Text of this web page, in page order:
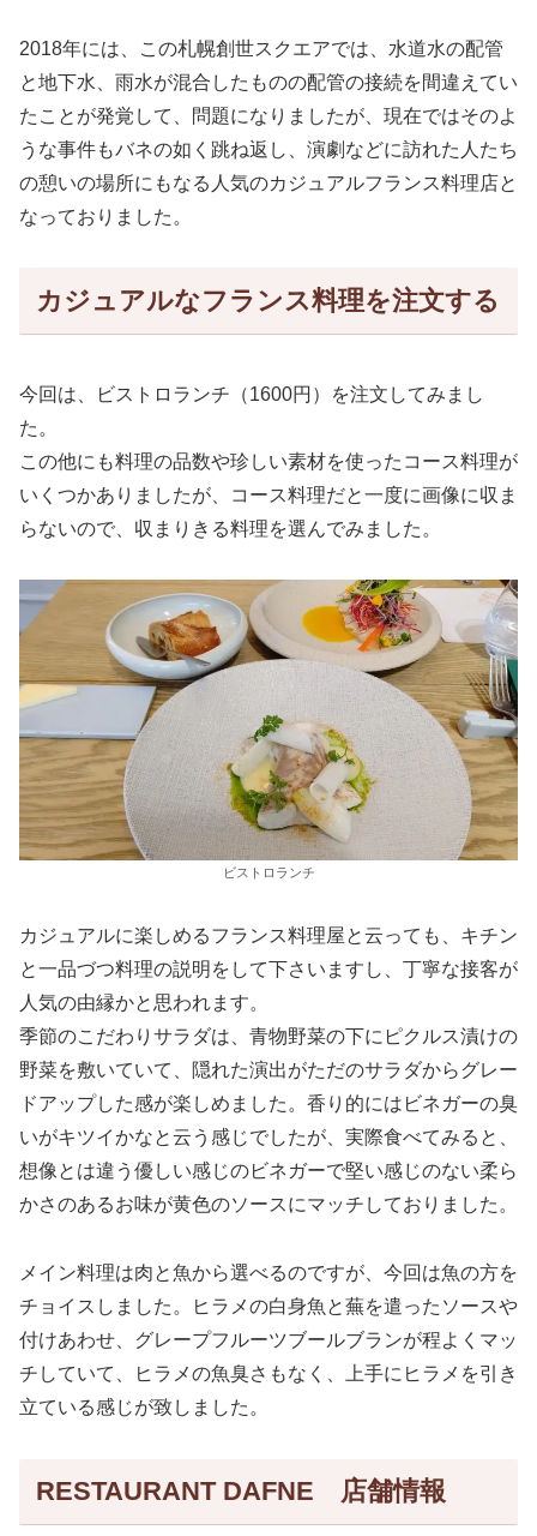
2018年には、この札幌創世スクエアでは、水道水の配管
と地下水、雨水が混合したものの配管の接続を間違えてい
たことが発覚して、問題になりましたが、現在ではそのよ
うな事件もバネの如く跳ね返し、演劇などに訪れた人たち
の憩いの場所にもなる人気のカジュアルフランス料理店と
なっておりました。
カジュアルなフランス料理を注文する
今回は、ビストロランチ（1600円）を注文してみまし
た。
この他にも料理の品数や珍しい素材を使ったコース料理が
いくつかありましたが、コース料理だと一度に画像に収ま
らないので、収まりきる料理を選んでみました。
ビストロランチ
カジュアルに楽しめるフランス料理屋と云っても、キチン
と一品づつ料理の説明をして下さいますし、丁寧な接客が
人気の由縁かと思われます。
季節のこだわりサラダは、青物野菜の下にピクルス漬けの
野菜を敷いていて、隠れた演出がただのサラダからグレー
ドアップした感が楽しめました。香り的にはビネガーの臭
いがキツイかなと云う感じでしたが、実際食べてみると、
想像とは違う優しい感じのビネガーで堅い感じのない柔ら
かさのあるお味が黄色のソースにマッチしておりました。
メイン料理は肉と魚から選べるのですが、今回は魚の方を
チョイスしました。ヒラメの白身魚と蕪を遣ったソースや
付けあわせ、グレープフルーツブールブランが程よくマッ
チしていて、ヒラメの魚臭さもなく、上手にヒラメを引き
立ている感じが致しました。
RESTAURANT DAFNE 店舗情報